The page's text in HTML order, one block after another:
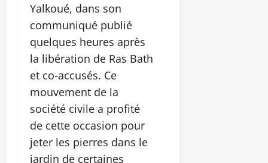
Yalkoué, dans son
communiqué publié
quelques heures après
la libération de Ras Bath
et co-accusés. Ce
mouvement de la
société civile a profité
de cette occasion pour
jeter les pierres dans le
jardin de certaines